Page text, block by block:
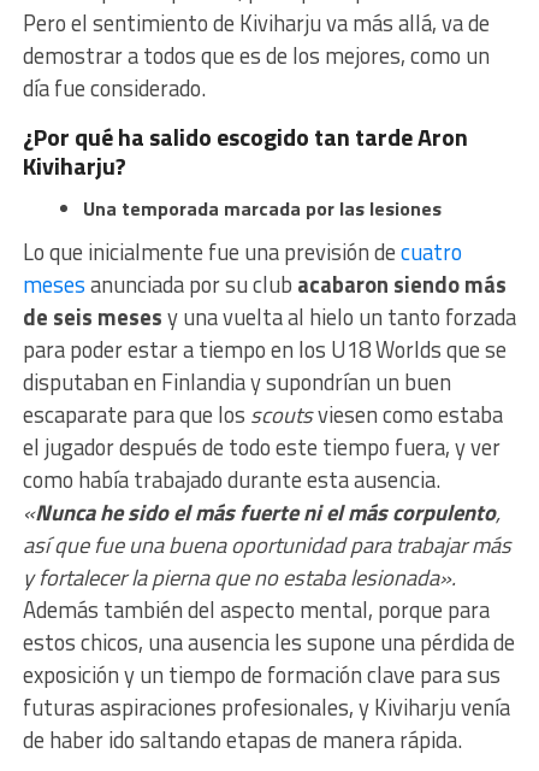
Pero el sentimiento de Kiviharju va más allá, va de
demostrar a todos que es de los mejores, como un
día fue considerado.
¿Por qué ha salido escogido tan tarde Aron
Kiviharju?
Una temporada marcada por las lesiones
Lo que inicialmente fue una previsión decuatro
mesesanunciada por su club acabaron siendo más
de seis mesesy una vuelta al hielo un tanto forzada
para poder estar a tiempo en los U18 Worlds que se
disputaban en Finlandia y supondrían un buen
escaparate para que los scoutsviesen como estaba
el jugador después de todo este tiempo fuera, y ver
como había trabajado durante esta ausencia.
«Nunca he sido el más fuerte ni el más corpulento,
así que fue una buena oportunidad para trabajar más
y fortalecer la pierna que no estaba lesionada».
Además también del aspecto mental, porque para
estos chicos, una ausencia les supone una pérdida de
exposición y un tiempo de formación clave para sus
futuras aspiraciones profesionales, y Kiviharju venía
de haber ido saltando etapas de manera rápida.